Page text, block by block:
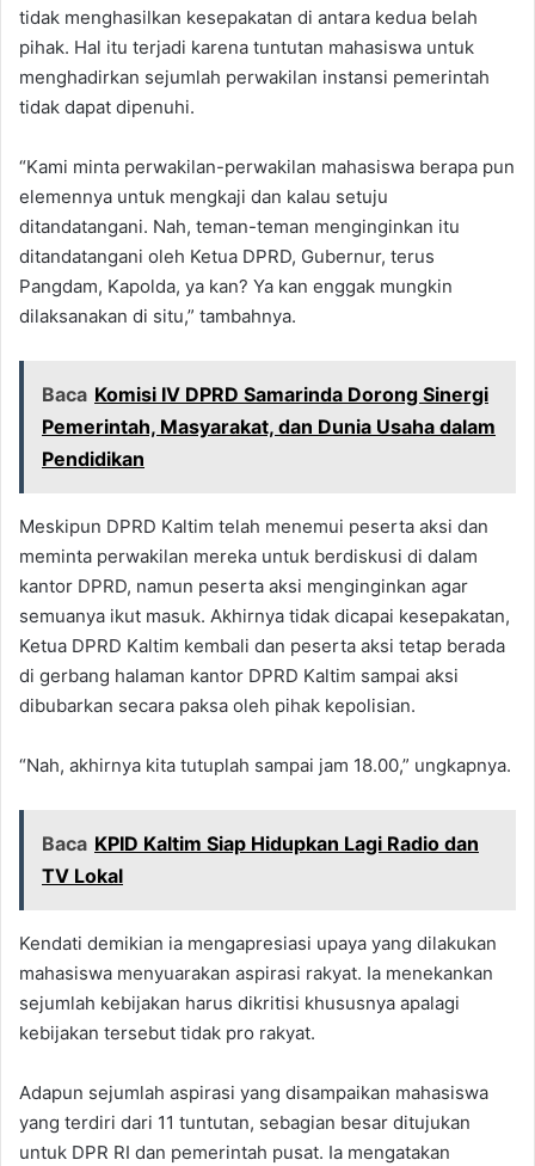
tidak menghasilkan kesepakatan di antara kedua belah
pihak. Hal itu terjadi karena tuntutan mahasiswa untuk
menghadirkan sejumlah perwakilan instansi pemerintah
tidak dapat dipenuhi.
“Kami minta perwakilan-perwakilan mahasiswa berapa pun
elemennya untuk mengkaji dan kalau setuju
ditandatangani. Nah, teman-teman menginginkan itu
ditandatangani oleh Ketua DPRD, Gubernur, terus
Pangdam, Kapolda, ya kan? Ya kan enggak mungkin
dilaksanakan di situ,” tambahnya.
Baca Komisi IV DPRD Samarinda Dorong Sinergi
Pemerintah, Masyarakat, dan Dunia Usaha dalam
Pendidikan
Meskipun DPRD Kaltim telah menemui peserta aksi dan
meminta perwakilan mereka untuk berdiskusi di dalam
kantor DPRD, namun peserta aksi menginginkan agar
semuanya ikut masuk. Akhirnya tidak dicapai kesepakatan,
Ketua DPRD Kaltim kembali dan peserta aksi tetap berada
di gerbang halaman kantor DPRD Kaltim sampai aksi
dibubarkan secara paksa oleh pihak kepolisian.
“Nah, akhirnya kita tutuplah sampai jam 18.00,” ungkapnya.
Baca KPID Kaltim Siap Hidupkan Lagi Radio dan
TV Lokal
Kendati demikian ia mengapresiasi upaya yang dilakukan
mahasiswa menyuarakan aspirasi rakyat. Ia menekankan
sejumlah kebijakan harus dikritisi khususnya apalagi
kebijakan tersebut tidak pro rakyat.
Adapun sejumlah aspirasi yang disampaikan mahasiswa
yang terdiri dari 11 tuntutan, sebagian besar ditujukan
untuk DPR RI dan pemerintah pusat. Ia mengatakan